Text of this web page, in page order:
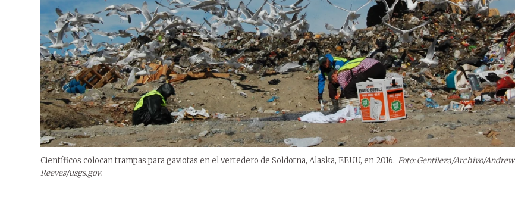
Científicos colocan trampas para gaviotas en el vertedero de Soldotna, Alaska, EEUU, en 2016. Foto: Gentileza/Archivo/Andrew
Reeves/usgs.gov.